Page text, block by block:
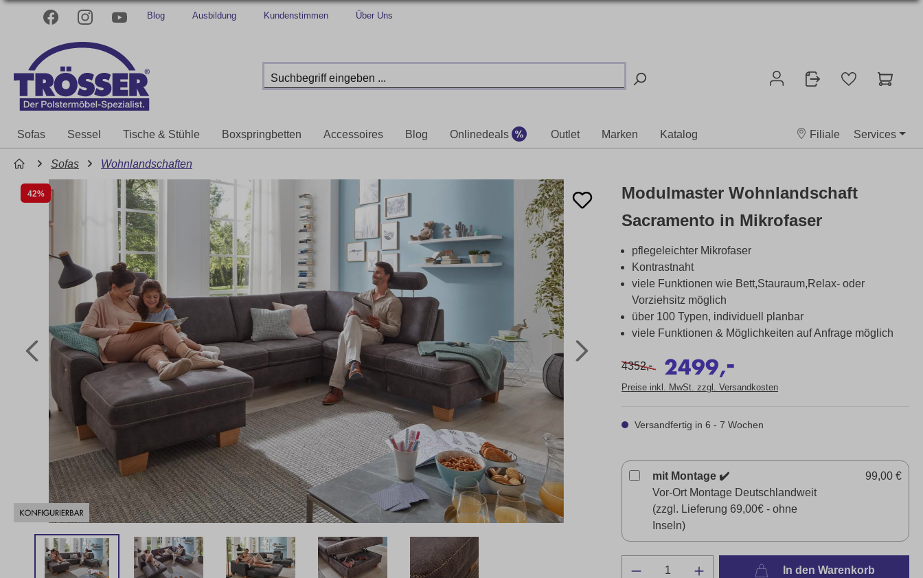
Blog Ausbildung Kundenstimmen Über Uns
Sofas Sessel Tische & Stühle Boxspringbetten Accessoires Blog Onlinedeals Outlet Marken Katalog Filiale Services
Sofas Wohnlandschaften
42%
Modulmaster Wohnlandschaft
Sacramento in Mikrofaser
pflegeleichter Mikrofaser
Kontrastnaht
viele Funktionen wie Bett,Stauraum,Relax- oder
Vorziehsitz möglich
über 100 Typen, individuell planbar
viele Funktionen & Möglichkeiten auf Anfrage möglich
4352,- 2499,
-
Preise inkl. MwSt. zzgl. Versandkosten
Versandfertig in 6 - 7 Wochen
mit Montage ✔️
Vor-Ort Montage Deutschlandweit
(zzgl. Lieferung 69,00€ - ohne
Inseln)
99,00 €
In den Warenkorb